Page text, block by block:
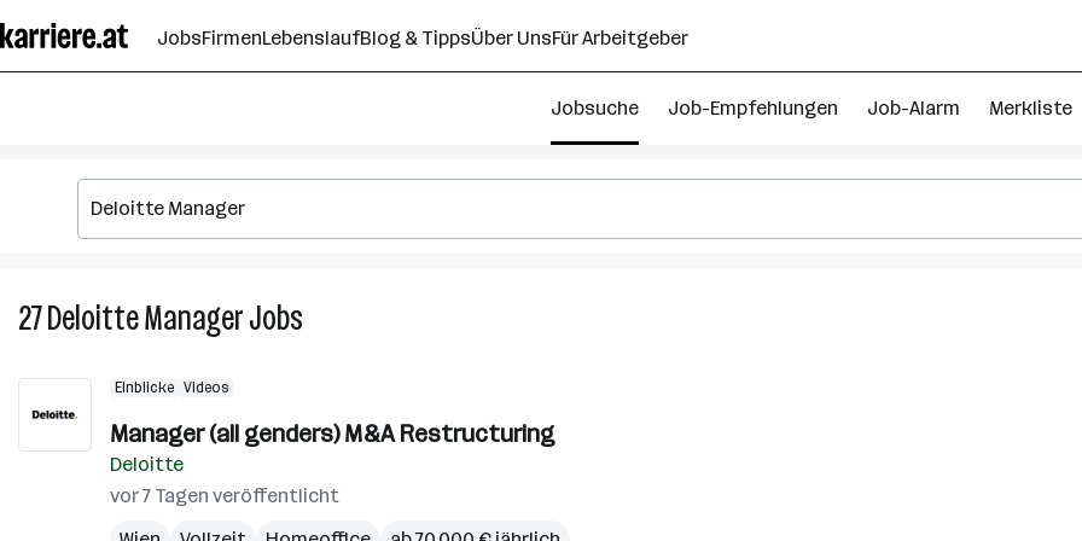
Seiteninhalt
springen
JobsFirmenLebenslaufBlog & TippsÜber UnsFür Arbeitgeber
Jobsuche Job-Empfehlungen Job-Alarm Merkliste
27Deloitte ManagerJobs
Einblicke Videos
Manager (all genders) M&A Restructuring
Deloitte
vor 7 Tagen veröffentlicht